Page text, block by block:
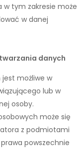
w tym zakresie może
w danej
danych
możliwe w
lub w
osoby.
może się
z podmiotami
powszechnie